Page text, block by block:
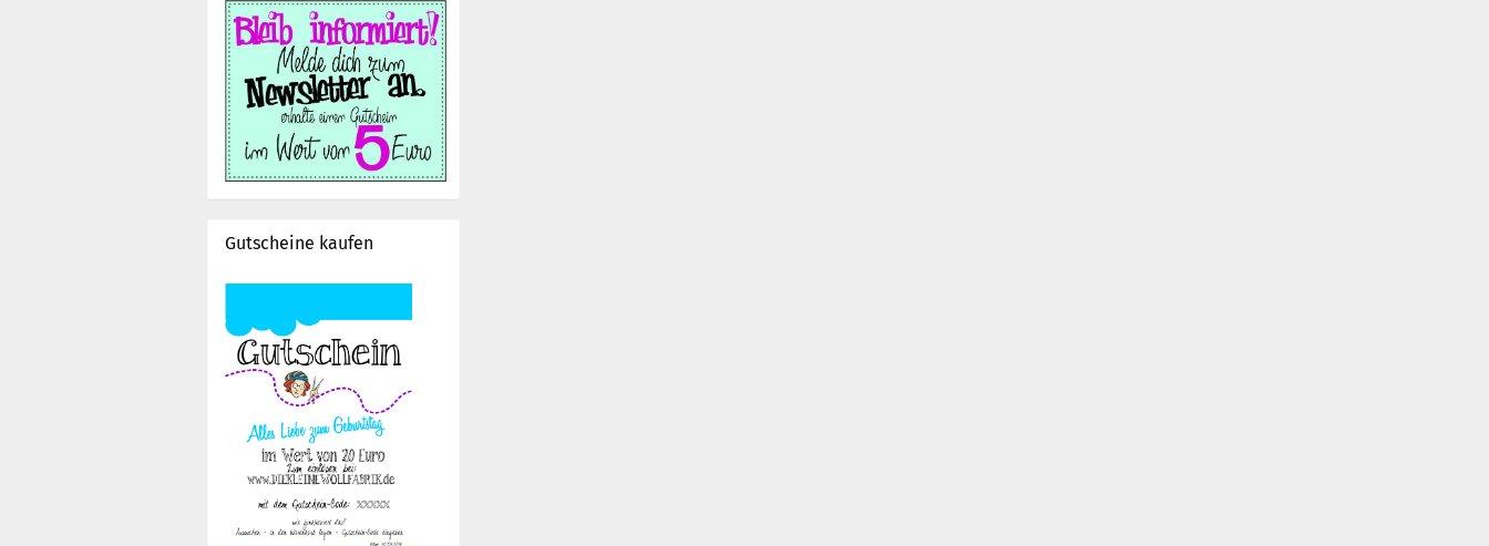
Gutscheine kaufen